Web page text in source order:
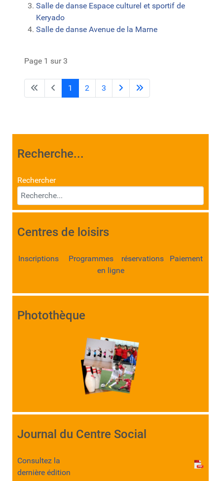
Salle de danse Espace culturel et sportif de
Keryado
Salle de danse Avenue de la Marne
Page 1 sur 3
1 2 3
Recherche...
Rechercher
Centres de loisirs
Inscriptions Programmes réservations Paiement
en ligne
Photothèque
Journal du Centre Social
Consultez la
dernière édition